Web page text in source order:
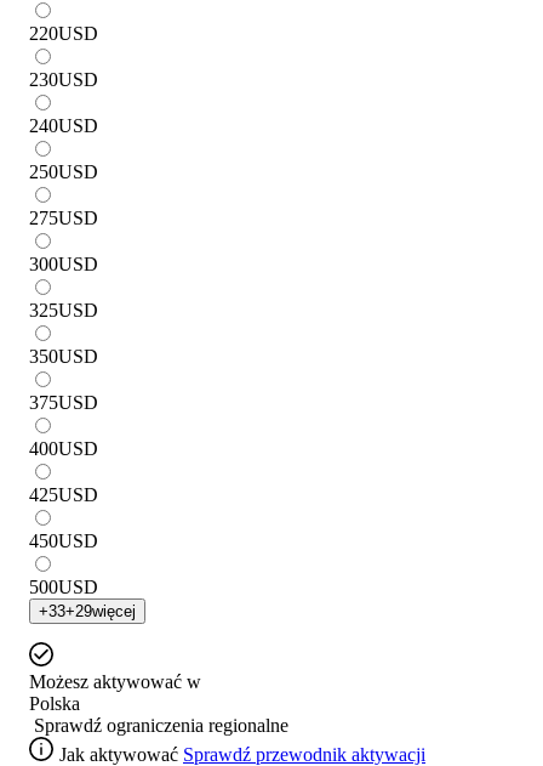
220USD
230USD
240USD
250USD
275USD
300USD
325USD
350USD
375USD
400USD
425USD
450USD
500USD
+33+29więcej
Możesz aktywować w
Polska
Sprawdź ograniczenia regionalne
Jak aktywować Sprawdź przewodnik aktywacji